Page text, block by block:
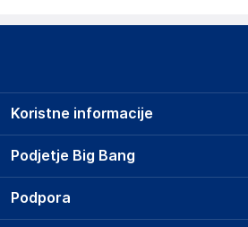
Podatki o proizvajalcu
Spletna Prodaja, Rok Groznik s.p.
Slovenija
Podjetje Big Bang
O podjetju
Koristne informacije
Prodajna mesta
Storitve
Dostava, vnos in odvoz
Podpora